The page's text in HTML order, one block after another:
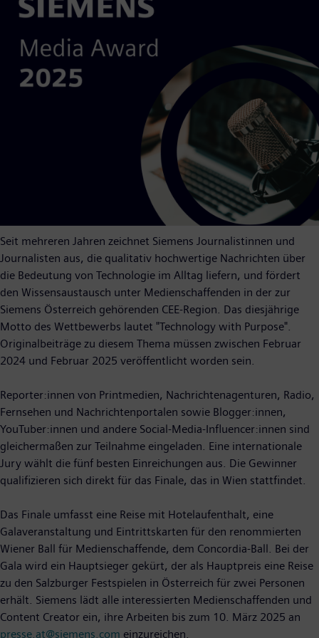
Seit mehreren Jahren zeichnet Siemens Journalistinnen und
Journalisten aus, die qualitativ hochwertige Nachrichten über
die Bedeutung von Technologie im Alltag liefern, und fördert
den Wissensaustausch unter Medienschaffenden in der zur
Siemens Österreich gehörenden CEE-Region. Das diesjährige
Motto des Wettbewerbs lautet "Technology with Purpose".
Originalbeiträge zu diesem Thema müssen zwischen Februar
2024 und Februar 2025 veröffentlicht worden sein.
Reporter:innen von Printmedien, Nachrichtenagenturen, Radio,
Fernsehen und Nachrichtenportalen sowie Blogger:innen,
YouTuber:innen und andere Social-Media-Influencer:innen sind
gleichermaßen zur Teilnahme eingeladen. Eine internationale
Jury wählt die fünf besten Einreichungen aus. Die Gewinner
qualifizieren sich direkt für das Finale, das in Wien stattfindet.
Das Finale umfasst eine Reise mit Hotelaufenthalt, eine
Galaveranstaltung und Eintrittskarten für den renommierten
Wiener Ball für Medienschaffende, dem Concordia-Ball. Bei der
Gala wird ein Hauptsieger gekürt, der als Hauptpreis eine Reise
zu den Salzburger Festspielen in Österreich für zwei Personen
erhält. Siemens lädt alle interessierten Medienschaffenden und
Content Creator ein, ihre Arbeiten bis zum 10. März 2025 an
presse.at@siemens.com einzureichen.